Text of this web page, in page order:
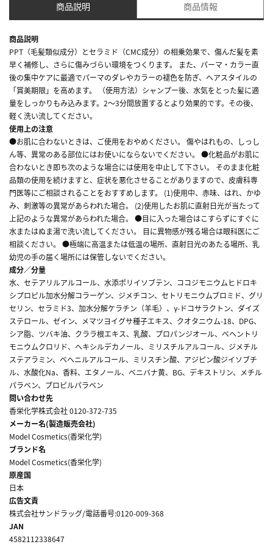
商品説明 商品情報
商品説明
PPT（毛髪類似成分）とセラミド（CMC成分）の相乗効果で、傷んだ髪を素
早く補修し、さらに傷みづらい環境をつくります。 また、パーマ・カラー直
後の集中ケアに最適でパーマのダレやカラーの褪色を防ぎ、ヘアスタイルの
「賞美期限」を高めます。 （使用方法）シャンプー後、水気をとった髪に適
量をしっかりもみ込みます。2～3分間放置するとより効果的です。その後、
軽く洗い流してください。
使用上の注意
●お肌に合わないときは、ご使用をおやめください。 傷やはれもの、しっし
ん等、異常のある部位にはお使いにならないでください。 ●化粧品がお肌に
合わないとき即ち次のような場合には使用を中止して下さい。 そのまま化粧
品類の使用を続けますと、症状を悪化させることがありますので、皮膚科専
門医等にご相談されることをおすすめします。 (1)使用中、赤味、はれ、かゆ
み、刺激等の異常があらわれた場合。 (2)使用したお肌に直射日光が当たって
上記のような異常があらわれた場合。 ●目に入った場合はこすらずにすぐに
水またはぬま湯で洗い流してください。 目に異物感が残る場合は眼科医にご
相談ください。 ●極端に高温または低温の場所、直射日光のあたる場所、乳
幼児の手の届く場所には保管しないでください。
成分／分量
水、セテアリルアルコール、水添ポリイソブテン、ココジモニウムヒドロキ
シプロピル加水分解コラーゲン、ジメチコン、セトリモニウムブロミド、グリ
セリン、セラミド3、加水分解ケラチン（羊毛）、γ-ドコサラクトン、ダイズ
ステロール、ゼイン、メマツヨイグサ種子エキス、クオタニウム-18、DPG、
シア脂、ツバキ油、クララ根エキス、乳酸、プロパンジオール、ベヘントリ
モニウムクロリド、ヘキシルデカノール、ミリスチルアルコール、ジメチル
ステアラミン、ベヘニルアルコール、ミリスチン酸、アジピン酸ジイソブチ
ル、水酸化Na、香料、エタノール、ベニバナ黄、BG、デキストリン、メチル
パラベン、プロピルパラベン
問い合わせ先
香栄化学株式会社 0120-372-735
メーカー名(製造販売会社)
Model Cosmetics(香栄化学)
ブランド名
Model Cosmetics(香栄化学)
原産国
日本
広告文責
株式会社サンドラッグ/電話番号:0120-009-368
JAN
4582112338647